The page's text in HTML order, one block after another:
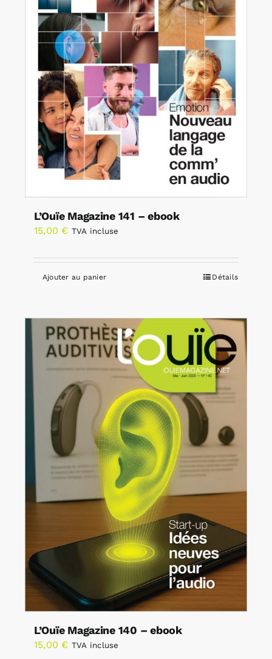
L’Ouïe Magazine 141 – ebook
15,00 € TVA incluse
Ajouter au panier Détails
L’Ouïe Magazine 140 – ebook
15,00 € TVA incluse